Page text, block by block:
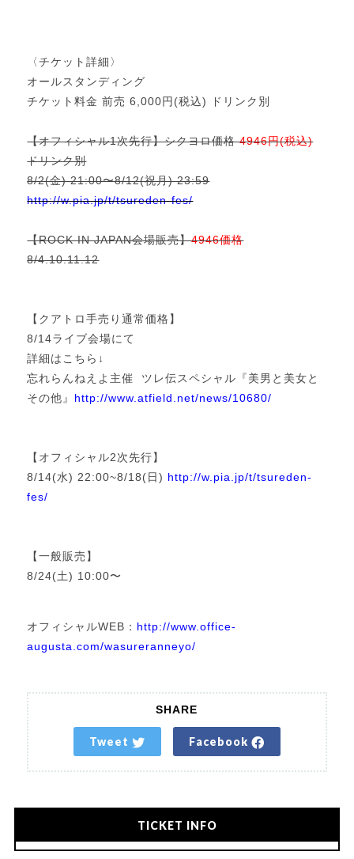
〈チケット詳細〉
オールスタンディング
チケット料金 前売 6,000円(税込) ドリンク別
【オフィシャル1次先行】シクヨロ価格4946円(税込)
ドリンク別
8/2(金) 21:00〜8/12(祝月) 23:59
http://w.pia.jp/t/tsureden-fes/
【ROCK IN JAPAN会場販売】4946価格
8/4.10.11.12
【クアトロ手売り通常価格】
8/14ライブ会場にて
詳細はこちら↓
忘れらんねえよ主催 ツレ伝スペシャル『美男と美女と
その他』 http://www.atfield.net/news/10680/
【オフィシャル2次先行】
8/14(水) 22:00~8/18(日) http://w.pia.jp/t/tsureden-
fes/
【一般販売】
8/24(土) 10:00〜
オフィシャルWEB： http://www.office-
augusta.com/wasureranneyo/
SHARE
Tweet Facebook
TICKET INFO